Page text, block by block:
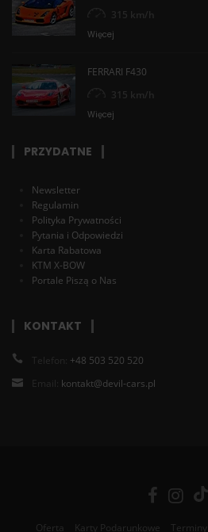
315 km/h
Więcej
FERRARI F430
315 km/h
Więcej
PRZYDATNE
Newsletter
Regulamin
Polityka Prywatności
Pytania i Odpowiedzi
Karta Rabatowa
KTM X-BOW
Portale Piszą o Nas
KONTAKT
Telefon: +48 503 520 520
Email: kontakt@devil-cars.pl
Oferta Karty Podarunkowe Terminy